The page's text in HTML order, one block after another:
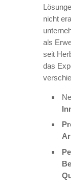
nicht
als
seit
das